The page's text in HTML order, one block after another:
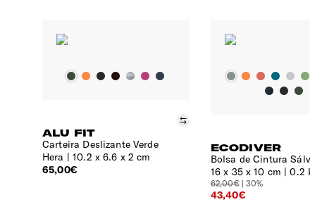
ALU FIT
Carteira Deslizante Verde
Hera
10.2 x 6.6 x 2 cm
Comparar
65,00€
ECODIVER
Bolsa de Cintura
16 x 35 x 10 cm | 0.2
62,00€ | 30%
43,40€